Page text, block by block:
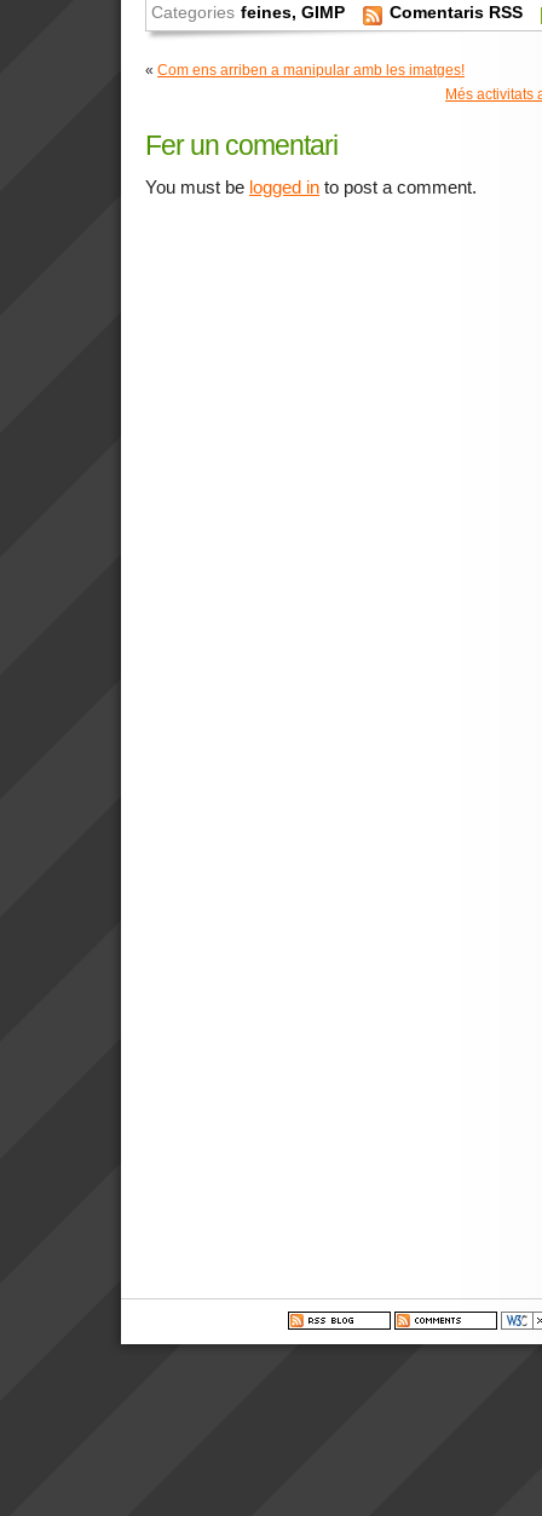
Categories feines,GIMP Comentaris RSS
« Com ens arriben a manipular amb les imatges!
Més activitats
Fer un comentari
You must be logged in to post a comment.